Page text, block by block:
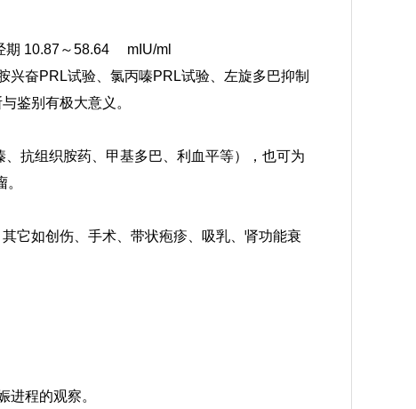
期 10.87～58.64 mIU/ml
奋PRL试验、氯丙嗪PRL试验、左旋多巴抑制
鉴别有极大意义。
抗组织胺药、甲基多巴、利血平等），也可为
它如创伤、手术、带状疱疹、吸乳、肾功能衰
程的观察。